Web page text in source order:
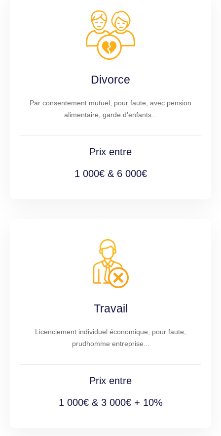
Divorce
Par consentement mutuel, pour faute, avec pension
alimentaire, garde d'enfants...
Prix entre
1 000€ & 6 000€
Travail
Licenciement individuel économique, pour faute,
prudhomme entreprise...
Prix entre
1 000€ & 3 000€ + 10%